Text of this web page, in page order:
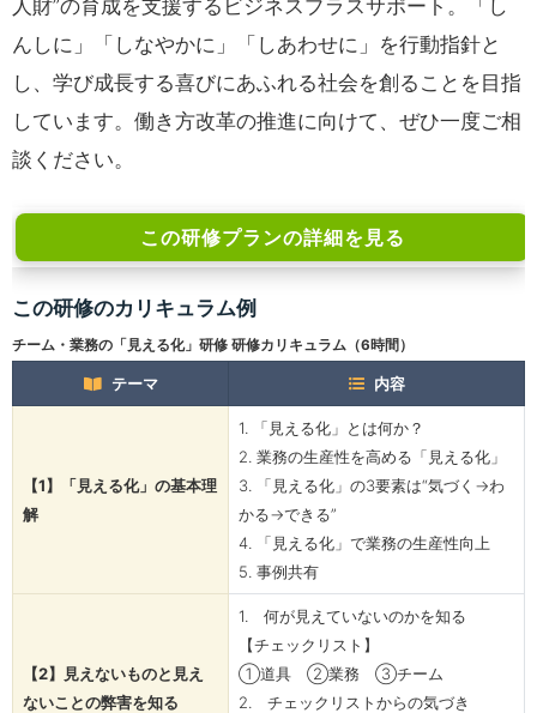
人財”の育成を支援するビジネスプラスサポート。「し
んしに」「しなやかに」「しあわせに」を行動指針と
し、学び成長する喜びにあふれる社会を創ることを目指
しています。働き方改革の推進に向けて、ぜひ一度ご相
談ください。
この研修プランの詳細を見る
この研修のカリキュラム例
チーム・業務の「見える化」研修 研修カリキュラム（6時間）
テーマ 内容
【1】「見える化」の基本理
解
1. 「見える化」とは何か？
2. 業務の生産性を高める「見える化」
3. 「見える化」の3要素は“気づく→わ
かる→できる”
4. 「見える化」で業務の生産性向上
5. 事例共有
【2】見えないものと見え
ないことの弊害を知る
1. 何が見えていないのかを知る
【チェックリスト】
①道具 ②業務 ③チーム
2. チェックリストからの気づき